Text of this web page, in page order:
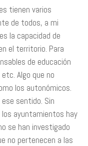
tienen varios
de todos, a mi
la capacidad de
el territorio. Para
de educación
Algo que no
los autonómicos.
sentido. Sin
los ayuntamientos hay
se han investigado
no pertenecen a las